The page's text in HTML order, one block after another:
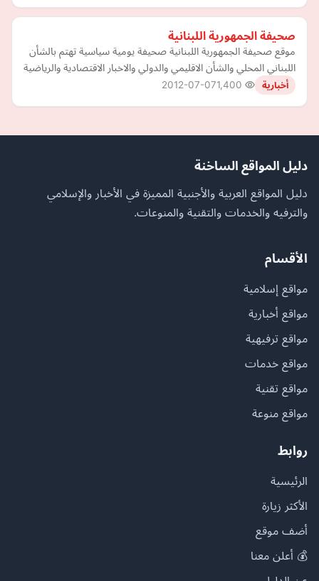
صحيفة الجمهورية اللبنانية
موقع صحيفة الجمهورية اللبنانية صحيفة يومية سياسية تهتم بالشأن
اللبناني المحلي والشأن الاقليمي والدولي والاخبار الاقتصادية والرياضية
أخبارية 2012-07-07
دليل المواقع الساخنة
دليل المواقع العربية والأجنبية المميزة في الأخبار والإسلامي
والترفيه والخدمات والتقنية والمنوعات.
الأقسام
مواقع إسلامية
مواقع أخبارية
مواقع ترفيهية
مواقع خدمات
مواقع تقنية
مواقع منوعة
روابط
الرئيسية
الأكثر زيارة
أضف موقع
💰 أعلن معنا